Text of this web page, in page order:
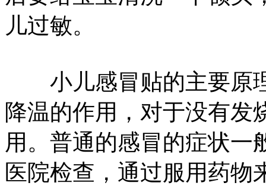
儿过敏。
小儿感冒贴的主要原
降温的作用，对于没有发
用。普通的感冒的症状一
医院检查，通过服用药物